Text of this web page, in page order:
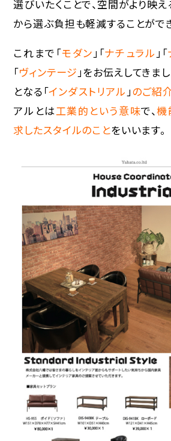
選びいたくことで、空間がより映
から選ぶ負担も軽減することがで
これまで「モダン」「ナチュラル」「
「ヴィンテージ」をお伝えしてきま
となる「インダストリアル」のご紹
アルとは工業的という意味で、機
求したスタイルのことをいいます。